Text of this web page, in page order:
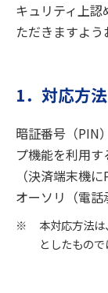
キュリティ上
ただきますよう
1．対応方法
暗証番号（PIN
プ機能を利用す
（決済端末機
オーソリ（電話
※
本対応方法
としたもので